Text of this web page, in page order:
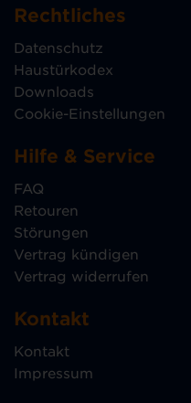
Rechtliches
Datenschutz
Haustürkodex
Downloads
Cookie-Einstellungen
Hilfe & Service
FAQ
Retouren
Störungen
Vertrag kündigen
Vertrag widerrufen
Kontakt
Kontakt
Impressum